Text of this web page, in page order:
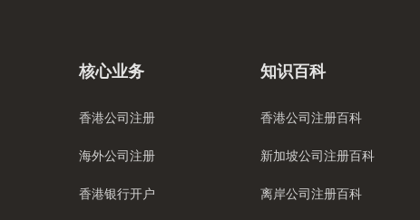
核心业务
香港公司注册
海外公司注册
香港银行开户
知识百科
香港公司注册百科
新加坡公司注册百科
离岸公司注册百科